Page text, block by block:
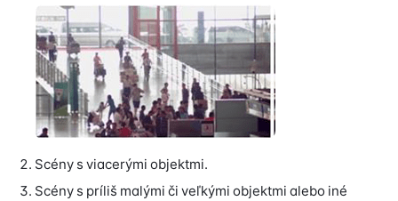
Scény s viacerými objektmi.
Scény s príliš malými či veľkými objektmi alebo iné